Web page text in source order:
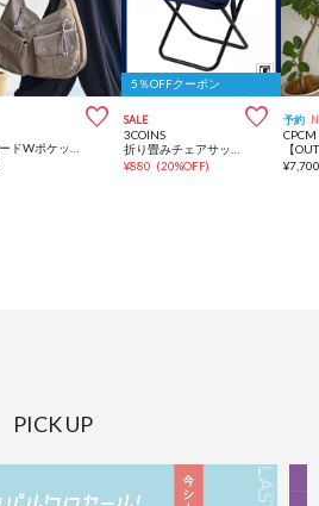

5％OFFクーポン
SALE 
3COINS
¥880 (20%OFF)
予約
CPCM
¥
PICK UP